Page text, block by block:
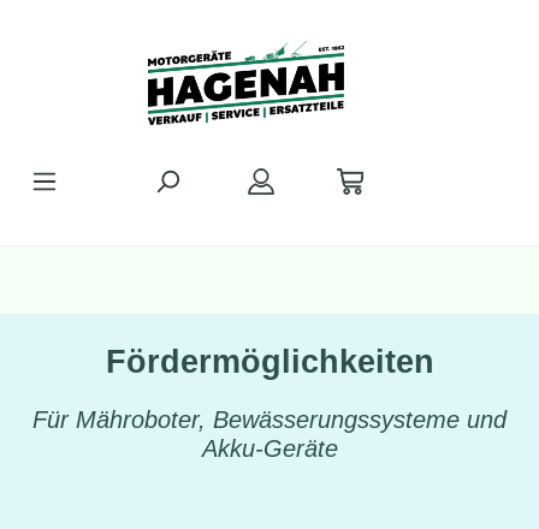
Fördermöglichkeiten
Für Mähroboter, Bewässerungssysteme und
Akku-Geräte